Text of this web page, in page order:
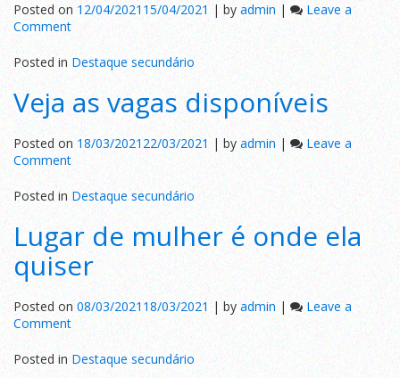
Posted on 12/04/202115/04/2021 | byadmin|
Leave a
Commenton
Fique
por
dentro
das
mudanças
no
CTB.
Posted inDestaque secundário
Veja as vagas disponíveis
Posted on18/03/2021 22/03/2021|by admin|
Leave a
Commenton
Veja
as
vagas
disponíveis
Posted inDestaque secundário
Lugar de mulher é onde ela
quiser
Posted on08/03/2021 18/03/2021 |byadmin |
Leave a
Commenton
Lugar
de
mulher
Posted inDestaque secundário